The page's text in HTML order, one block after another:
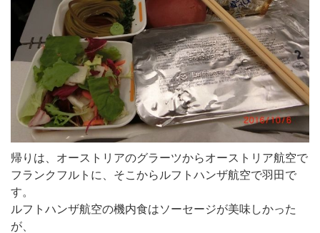
帰りは、オーストリアのグラーツからオーストリア航空で
フランクフルトに、そこからルフトハンザ航空で羽田で
す。
ルフトハンザ航空の機内食はソーセージが美味しかった
が、